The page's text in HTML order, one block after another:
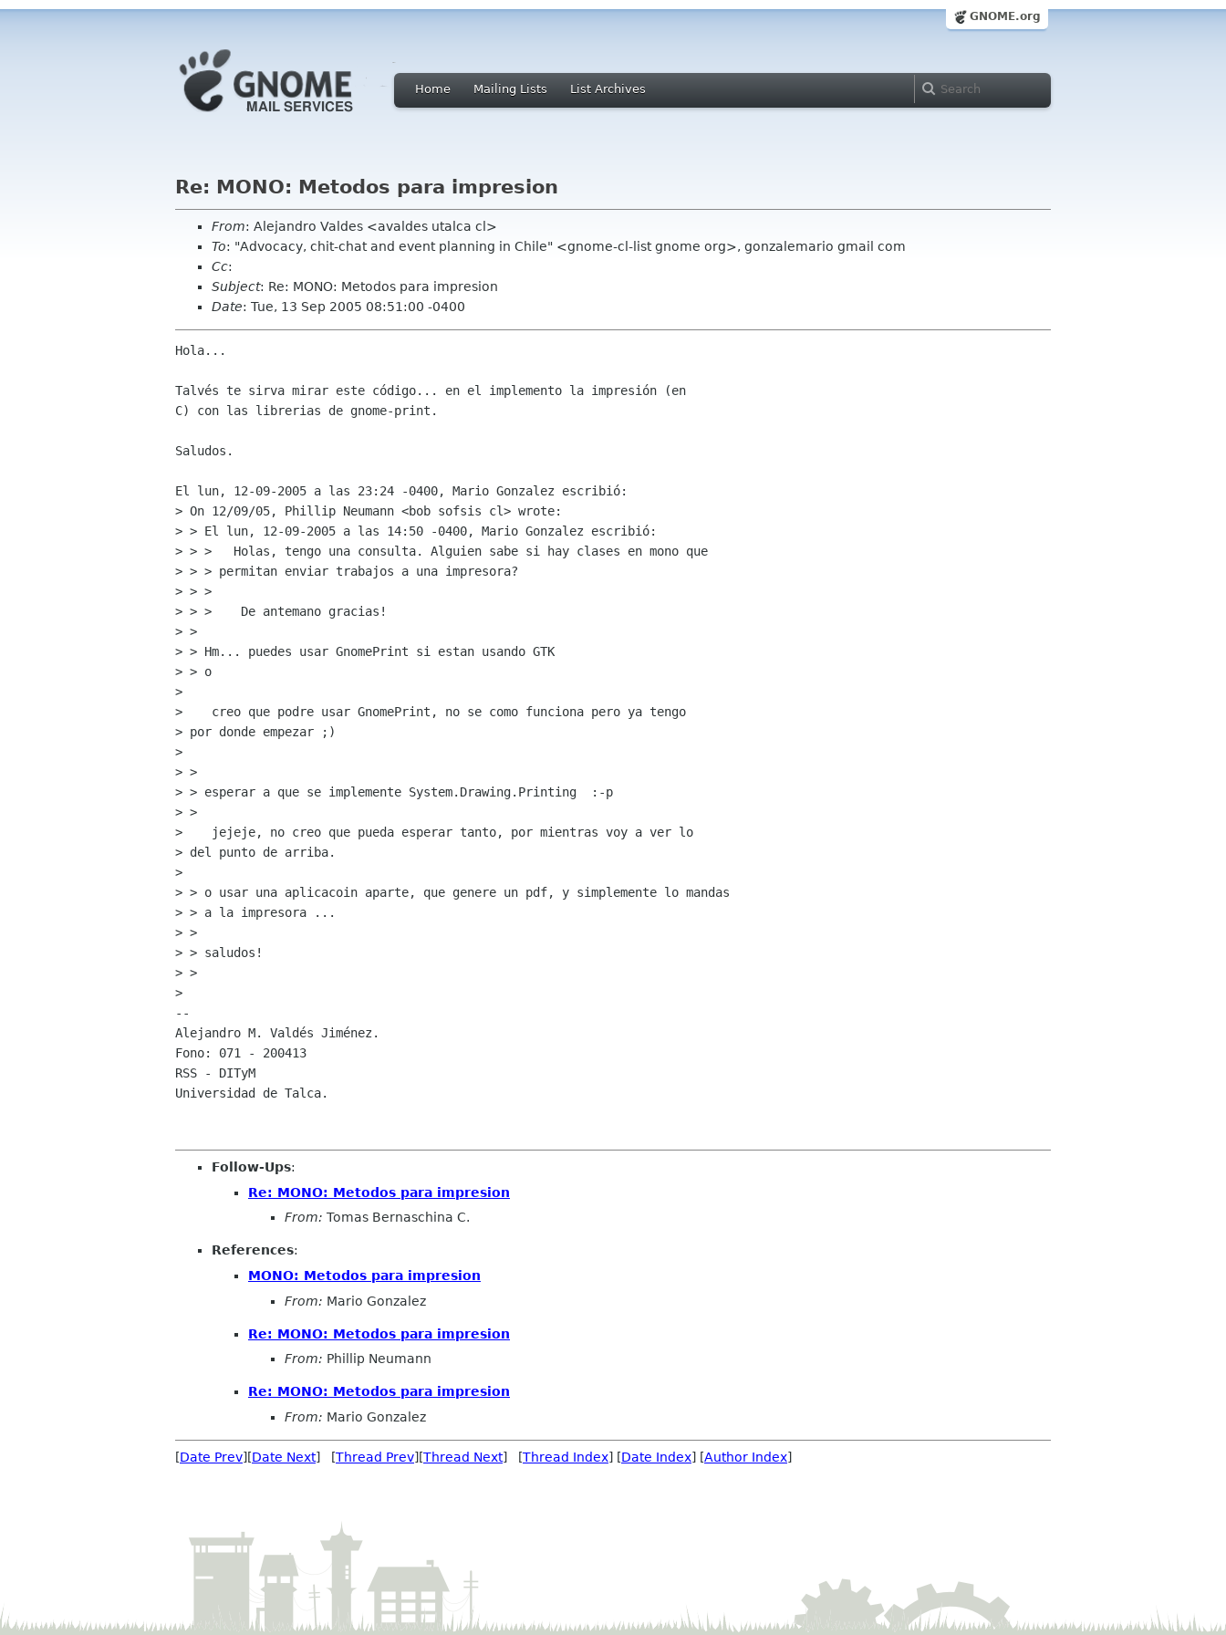
GNOME.org
Home Mailing Lists List Archives
Re: MONO: Metodos para impresion
From: Alejandro Valdes <avaldes utalca cl>
To: "Advocacy, chit-chat and event planning in Chile" <gnome-cl-list gnome org>, gonzalemario gmail com
Cc:
Subject: Re: MONO: Metodos para impresion
Date: Tue, 13 Sep 2005 08:51:00 -0400
Hola...
Talvés te sirva mirar este código... en el implemento la impresión (en
C) con las librerias de gnome-print.
Saludos.
El lun, 12-09-2005 a las 23:24 -0400, Mario Gonzalez escribió:
> On 12/09/05, Phillip Neumann <bob sofsis cl> wrote:
> > El lun, 12-09-2005 a las 14:50 -0400, Mario Gonzalez escribió:
> > >   Holas, tengo una consulta. Alguien sabe si hay clases en mono que
> > > permitan enviar trabajos a una impresora?
> > >
> > >    De antemano gracias!
> >
> > Hm... puedes usar GnomePrint si estan usando GTK
> > o
>
>    creo que podre usar GnomePrint, no se como funciona pero ya tengo
> por donde empezar ;)
>
> >
> > esperar a que se implemente System.Drawing.Printing  :-p
> >
>    jejeje, no creo que pueda esperar tanto, por mientras voy a ver lo
> del punto de arriba.
>
> > o usar una aplicacoin aparte, que genere un pdf, y simplemente lo mandas
> > a la impresora ...
> >
> > saludos!
> >
>
--
Alejandro M. Valdés Jiménez.
Fono: 071 - 200413
RSS - DITyM
Universidad de Talca.
Follow-Ups:
Re: MONO: Metodos para impresion
From: Tomas Bernaschina C.
References:
MONO: Metodos para impresion
From: Mario Gonzalez
Re: MONO: Metodos para impresion
From: Phillip Neumann
Re: MONO: Metodos para impresion
From: Mario Gonzalez
[Date Prev][Date Next] [Thread Prev][Thread Next] [Thread Index] [Date Index] [Author Index]